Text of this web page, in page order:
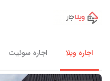
اجاره ویلا اجاره سوئیت